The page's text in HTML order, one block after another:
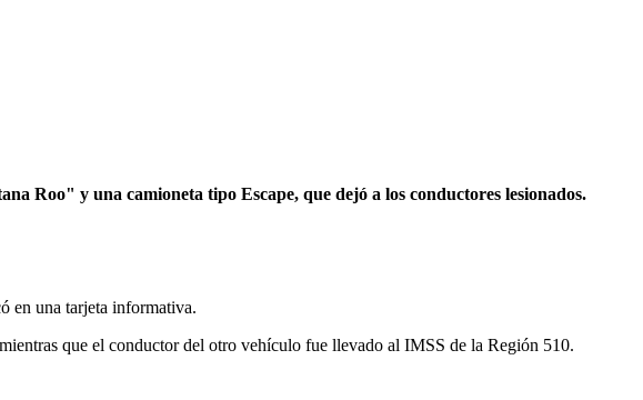
Roo" y una camioneta tipo Escape, que dejó a los conductores lesionados.
en una tarjeta informativa.
que el conductor del otro vehículo fue llevado al IMSS de la Región 510.